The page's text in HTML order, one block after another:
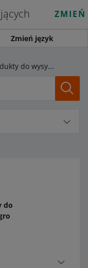
Zmień język
Jak przygotować produkty do wysyłki do Magazynu Allegro
do